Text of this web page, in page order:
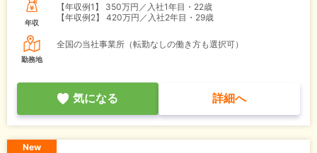
年収
【年収例1】
350万円／入社1年目・22歳
【年収例2】
420万円／入社2年目・29歳
勤務地
全国の当社事業所（転勤なしの働き方も選択可）
気になる 詳細へ
New